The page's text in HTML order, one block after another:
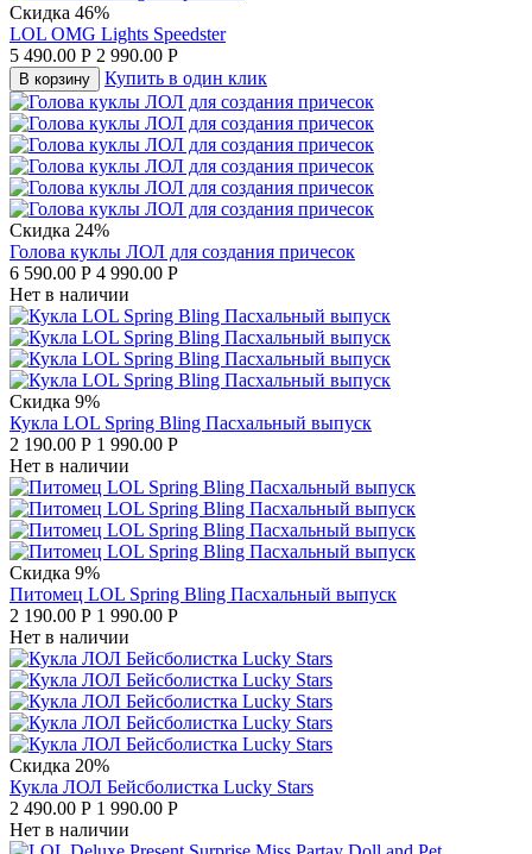
Скидка 46%
LOL OMG Lights Speedster
5 490.00 Р 2 990.00 Р
В корзину Купить в один клик
Скидка 24%
Голова куклы ЛОЛ для создания причесок
6 590.00 Р 4 990.00 Р
Нет в наличии
Скидка 9%
Кукла LOL Spring Bling Пасхальный выпуск
2 190.00 Р 1 990.00 Р
Нет в наличии
Скидка 9%
Питомец LOL Spring Bling Пасхальный выпуск
2 190.00 Р 1 990.00 Р
Нет в наличии
Скидка 20%
Кукла ЛОЛ Бейсболистка Lucky Stars
2 490.00 Р 1 990.00 Р
Нет в наличии